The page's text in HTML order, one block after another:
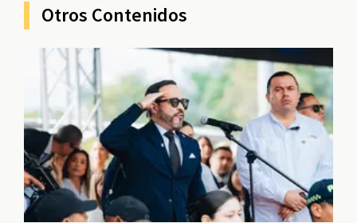
Otros Contenidos